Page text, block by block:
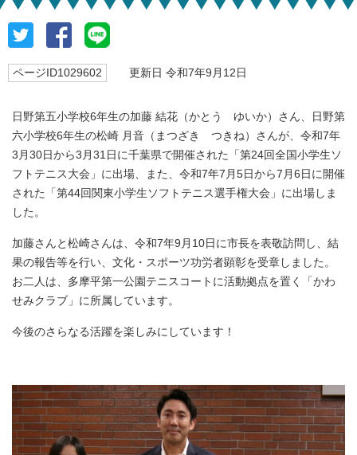
ページID1029602 更新日 令和7年9月12日
日野第五小学校6年生の加藤 結花（かとう ゆいか）さん、日野第
六小学校6年生の松崎 月音（まつざき つきね）さんが、令和7年
3月30日から3月31日に千葉県で開催された「第24回全国小学生ソ
フトテニス大会」に出場、また、令和7年7月5日から7月6日に開催
された「第44回関東小学生ソフトテニス選手権大会」に出場しま
した。
加藤さんと松崎さんは、令和7年9月10日に市長を表敬訪問し、結
果の報告等を行い、文化・スポーツ功労者顕彰を受章しました。
お二人は、多摩平第一公園テニスコートに活動拠点を置く「かわ
せみクラブ」に所属しています。
今後のさらなる活躍を楽しみにしています！